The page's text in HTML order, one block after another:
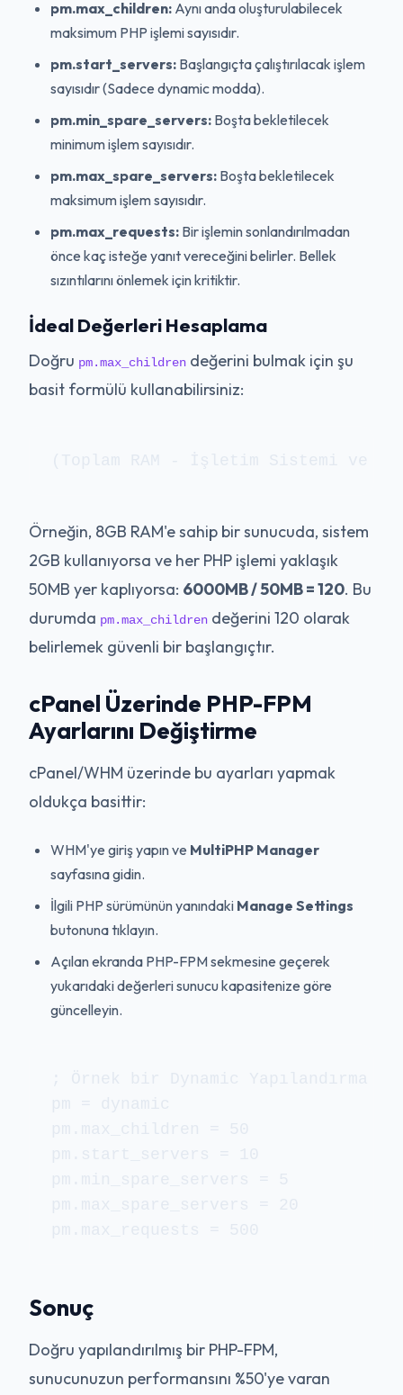
pm.max_children: Aynı anda oluşturulabilecek
maksimum PHP işlemi sayısıdır.
pm.start_servers: Başlangıçta çalıştırılacak işlem
sayısıdır (Sadece dynamic modda).
pm.min_spare_servers: Boşta bekletilecek
minimum işlem sayısıdır.
pm.max_spare_servers: Boşta bekletilecek
maksimum işlem sayısıdır.
pm.max_requests: Bir işlemin sonlandırılmadan
önce kaç isteğe yanıt vereceğini belirler. Bellek
sızıntılarını önlemek için kritiktir.
İdeal Değerleri Hesaplama
Doğru pm.max_children değerini bulmak için şu
basit formülü kullanabilirsiniz:
Örneğin, 8GB RAM'e sahip bir sunucuda, sistem
2GB kullanıyorsa ve her PHP işlemi yaklaşık
50MB yer kaplıyorsa: 6000MB / 50MB = 120. Bu
durumda pm.max_children değerini 120 olarak
belirlemek güvenli bir başlangıçtır.
cPanel Üzerinde PHP-FPM
Ayarlarını Değiştirme
cPanel/WHM üzerinde bu ayarları yapmak
oldukça basittir:
WHM'ye giriş yapın ve MultiPHP Manager
sayfasına gidin.
İlgili PHP sürümünün yanındaki Manage Settings
butonuna tıklayın.
Açılan ekranda PHP-FPM sekmesine geçerek
yukarıdaki değerleri sunucu kapasitenize göre
güncelleyin.
Sonuç
Doğru yapılandırılmış bir PHP-FPM,
sunucunuzun performansını %50'ye varan